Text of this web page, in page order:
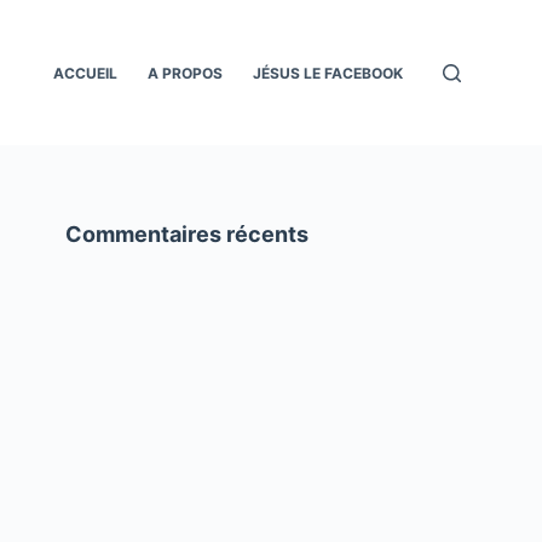
ACCUEIL A PROPOS JÉSUS LE FACEBOOK
Commentaires récents